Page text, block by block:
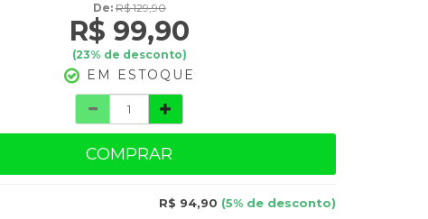
De:R$ 129,90
R$ 99,90
(23% de desconto)
EM ESTOQUE
COMPRAR
R$ 94,90 (5% de desconto)